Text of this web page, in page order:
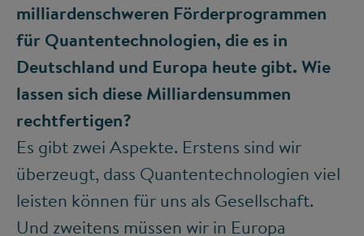
milliardenschweren Förderprogrammen
für Quantentechnologien, die es in
Deutschland und Europa heute gibt. Wie
lassen sich diese Milliardensummen
rechtfertigen?
Es gibt zwei Aspekte. Erstens sind wir
überzeugt, dass Quantentechnologien viel
leisten können für uns als Gesellschaft.
Und zweitens müssen wir in Europa